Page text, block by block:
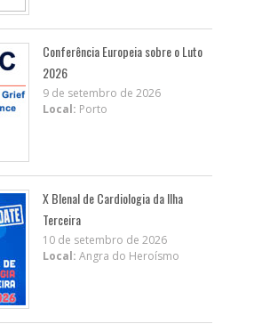
Conferência Europeia sobre o Luto
2026
9 de setembro de 2026
Local: Porto
X BIenal de Cardiologia da Ilha
Terceira
10 de setembro de 2026
Local: Angra do Heroísmo